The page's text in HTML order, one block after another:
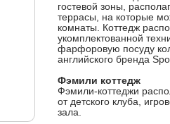
гостевой зоны,
террасы, на которые
комнаты. Коттедж
укомплектованной
фарфоровую посуду
английского бренда
Фэмили коттедж
Фэмили-коттеджи
от детского клуба,
зала.